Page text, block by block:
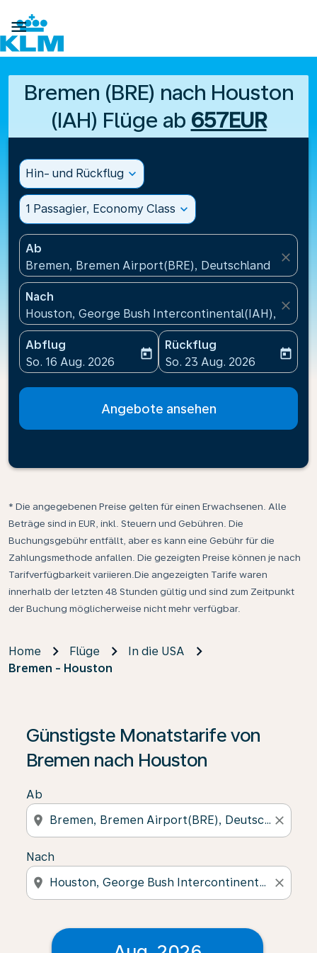

Bremen (BRE) nach Houston
(IAH) Flüge ab 657EUR
Hin- und Rückflug expand_more
1 Passagier, Economy Class expand_more
Ab
Bremen, Bremen Airport(BRE), Deutschland
close
Nach
Houston, George Bush Intercontinental(IAH),
close
Abflug
fc-booking-departure-date-aria-label
So. 16 Aug. 2026
today
Rückflug
fc-booking-return-date-
So. 23 Aug. 2026
today
Angebote ansehen
* Die angegebenen Preise gelten für einen Erwachsenen. Alle
Beträge sind in EUR, inkl. Steuern und Gebühren. Die
Buchungsgebühr entfällt, aber es kann eine Gebühr für die
Zahlungsmethode anfallen. Die gezeigten Preise können je nach
Tarifverfügbarkeit variieren.Die angezeigten Tarife waren
innerhalb der letzten 48 Stunden gültig und sind zum Zeitpunkt
der Buchung möglicherweise nicht mehr verfügbar.
Home Flüge
In die USA
Bremen - Houston
Günstigste Monatstarife von
Bremen nach Houston
Ab
location_on close
Nach
location_on close